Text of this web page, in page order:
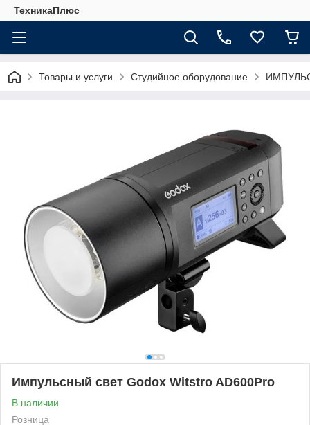
ТехникаПлюс
Товары и услуги Студийное оборудование
Импульсный свет Godox Witstro AD600Pro
В наличии
Розница